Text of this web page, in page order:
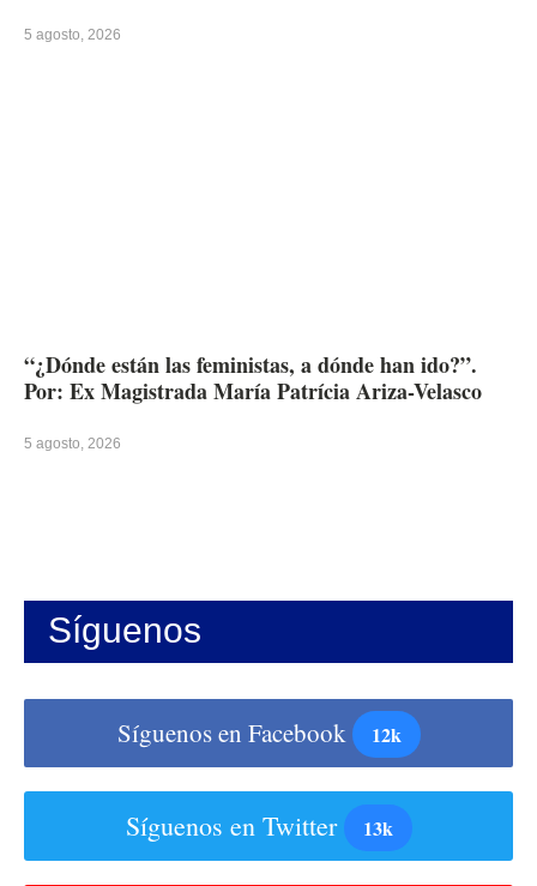
5 agosto, 2026
“¿Dónde están las feministas, a dónde han ido?”.
Por: Ex Magistrada María Patrícia Ariza-Velasco
5 agosto, 2026
Síguenos
Síguenos en Facebook 12k
Síguenos en Twitter 13k